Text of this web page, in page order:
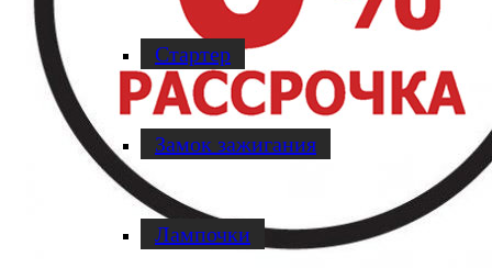
Стартер
Замок зажигания
Лампочки